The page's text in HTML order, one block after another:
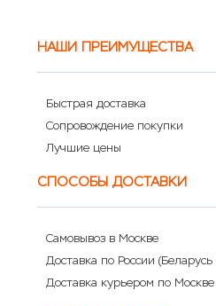
НАШИ ПРЕИМУЩЕСТВА
Быстрая доставка
Сопровождение покупки
Лучшие цены
СПОСОБЫ ДОСТАВКИ
Самовывоз в Москве
Доставка по России (Беларусь
Доставка курьером по